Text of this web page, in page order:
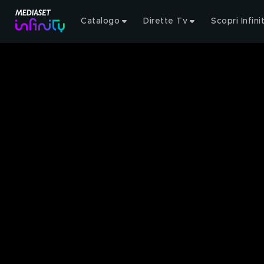
Catalogo Dirette Tv Scopri